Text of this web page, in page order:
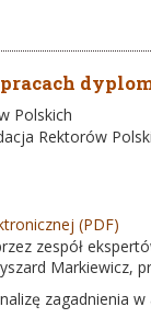
pracach
Polskich
Rektorów
(PDF)
zespół
Markiewicz,
zagadnienia w